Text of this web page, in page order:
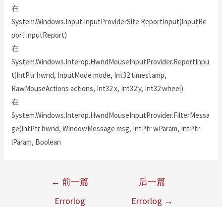
在
System.Windows.Input.InputProviderSite.ReportInput(InputRe
port inputReport)
在
System.Windows.Interop.HwndMouseInputProvider.ReportInpu
t(IntPtr hwnd, InputMode mode, Int32 timestamp,
RawMouseActions actions, Int32 x, Int32 y, Int32 wheel)
在
System.Windows.Interop.HwndMouseInputProvider.FilterMessa
ge(IntPtr hwnd, WindowMessage msg, IntPtr wParam, IntPtr
lParam, Boolean
← 前一篇
Errorlog
后一篇
Errorlog →